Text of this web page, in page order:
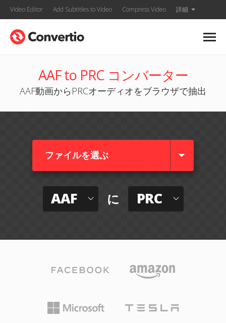
Video Editor Add Subtitles to Video Compress Video 詳細
AAF to PRC コンバーター
AAF動画からPRCオーディオをブラウザで抽出
ファイルを選ぶ
AAF に PRC